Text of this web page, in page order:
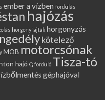
ember a vízben fordulás
hajózás
horgonyfajták horgonyzás
kötelező
MOB motorcsónak
hajó Q forduló Tisza-tó
géphajóval